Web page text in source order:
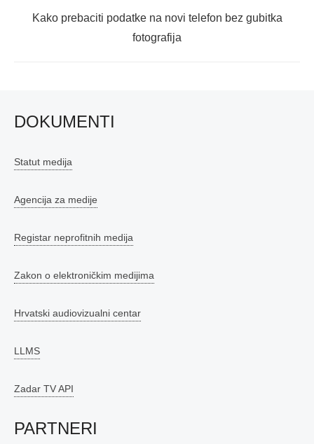
NextKako prebaciti podatke na novi telefon bez gubitka
fotografija
DOKUMENTI
Statut medija
Agencija za medije
Registar neprofitnih medija
Zakon o elektroničkim medijima
Hrvatski audiovizualni centar
LLMS
Zadar TV API
PARTNERI